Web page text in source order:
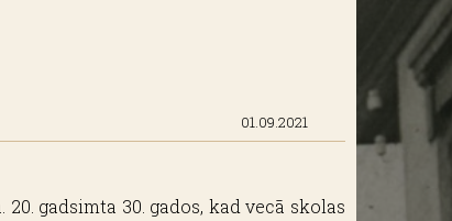
01.09.2021
gadsimta 30. gados, kad vecā skolas